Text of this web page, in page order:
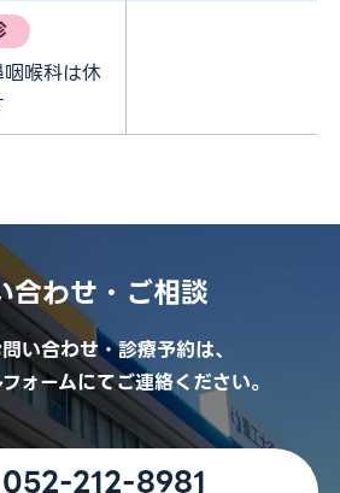
サイト内検索
お問い合わせ
キャンセル・変更
212-8981
24時間救急応需
喉科は休
合わせ・ご相談
い合わせ・診療予約は、
ォームにてご連絡ください。
052-212-8981